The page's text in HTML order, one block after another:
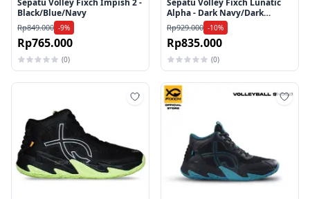
Sepatu Volley Fixch Impish 2 -
Black/Blue/Navy
Rp849.000 -9%
Rp765.000
(0)
Sepatu Volley Fixch Lunatic
Alpha - Dark Navy/Dark
Navy/Lime Green
Rp929.000 -10%
Rp835.000
(0)
Tambah ke wishlist